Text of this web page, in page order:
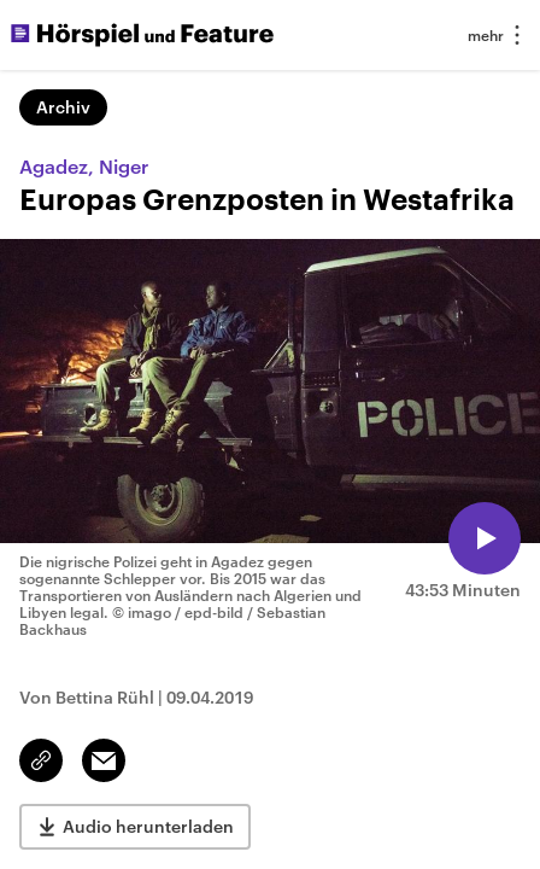
Archiv
Agadez, Niger
Europas Grenzposten in Westafrika
43:53 Minuten
Die nigrische Polizei geht in Agadez gegen
sogenannte Schlepper vor. Bis 2015 war das
Transportieren von Ausländern nach Algerien und
Libyen legal. © imago / epd-bild / Sebastian
Backhaus
Von Bettina Rühl | 09.04.2019
Link
kopieren/teilen
Email
Audio herunterladen